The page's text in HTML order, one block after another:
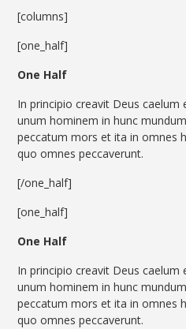
[columns]
[one_half]
One Half
In principio creavit Deus
unum hominem in hunc
peccatum mors et ita in omnes
quo omnes peccaverunt.
[/one_half]
[one_half]
One Half
In principio creavit Deus
unum hominem in hunc
peccatum mors et ita in omnes
quo omnes peccaverunt.